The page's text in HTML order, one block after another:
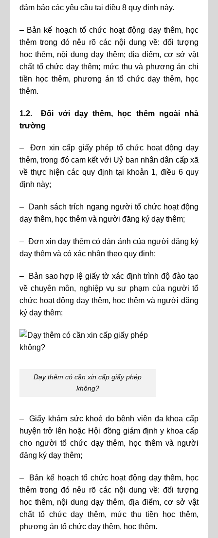
đảm bảo các yêu cầu tại điều 8 quy định này.
– Bản kế hoạch tổ chức hoạt động dạy thêm, học
thêm trong đó nêu rõ các nội dung về: đối tượng
học thêm, nội dung dạy thêm; địa điểm, cơ sở vật
chất tổ chức dạy thêm; mức thu và phương án chi
tiền học thêm, phương án tổ chức dạy thêm, học
thêm.
1.2. Đối với dạy thêm, học thêm ngoài nhà
trường
– Đơn xin cấp giấy phép tổ chức hoạt động dạy
thêm, trong đó cam kết với Uỷ ban nhân dân cấp xã
về thực hiện các quy định tại khoản 1, điều 6 quy
định này;
– Danh sách trích ngang người tổ chức hoạt động
dạy thêm, học thêm và người đăng ký dạy thêm;
– Đơn xin dạy thêm có dán ảnh của người đăng ký
dạy thêm và có xác nhận theo quy định;
– Bản sao hợp lệ giấy tờ xác định trình độ đào tạo
về chuyên môn, nghiệp vụ sư phạm của người tổ
chức hoạt động dạy thêm, học thêm và người đăng
ký dạy thêm;
Dạy thêm có cần xin cấp giấy phép
không?
– Giấy khám sức khoẻ do bệnh viện đa khoa cấp
huyện trở lên hoặc Hội đồng giám định y khoa cấp
cho người tổ chức dạy thêm, học thêm và người
đăng ký dạy thêm;
– Bản kế hoạch tổ chức hoạt động dạy thêm, học
thêm trong đó nêu rõ các nội dung về: đối tượng
học thêm, nội dung dạy thêm, địa điểm, cơ sở vật
chất tổ chức dạy thêm, mức thu tiền học thêm,
phương án tổ chức dạy thêm, học thêm.